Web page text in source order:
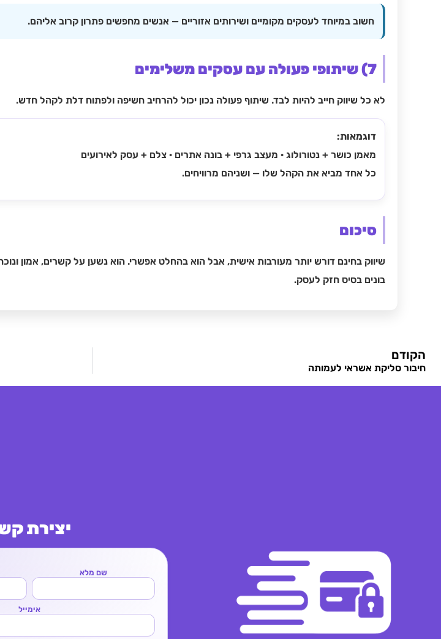
חשוב במיוחד לעסקים מקומיים ושירותים אזוריים — אנשים מחפשים פתרון קרוב אליהם.
7) שיתופי פעולה עם עסקים משלימים
לא כל שיווק חייב להיות לבד. שיתוף פעולה נכון יכול להרחיב חשיפה ולפתוח דלת לקהל חדש.
דוגמאות:
מאמן כושר + נטורולוג · מעצב גרפי + בונה אתרים · צלם + עסק לאירועים
כל אחד מביא את הקהל שלו — ושניהם מרוויחים.
סיכום
שיווק בחינם דורש יותר מעורבות אישית, אבל הוא בהחלט אפשרי. הוא נשען על קשרים, אמון
בונים בסיס חזק לעסק.
הקודם
חיבור סליקת אשראי לעמותה
יצירת
שם מלא
אימייל